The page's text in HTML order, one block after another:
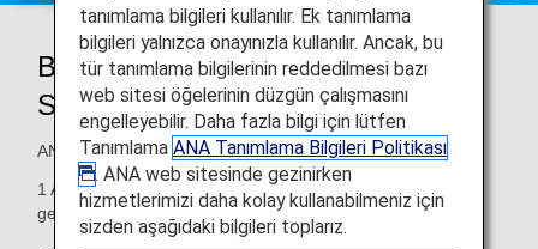
Bebekler İçin Uçuş Ödülü Ödeme
Seçenekleri
ANA Uluslararası Uçuş Ödüllerini kullanırken
1 Aralık 2018 tarihinden itibaren millerinizi koltuk
gerekmeyen bebekler için kullanabileceksiniz.
tanımlama bilgileri kullanılır. Ek tanımlama
bilgileri yalnızca onayınızla kullanılır. Ancak, bu
tür tanımlama bilgilerinin reddedilmesi bazı
web sitesi öğelerinin düzgün çalışmasını
engelleyebilir. Daha fazla bilgi için lütfen
Tanımlama ANA Tanımlama Bilgileri Politikası
. ANA web sitesinde gezinirken
hizmetlerimizi daha kolay kullanabilmeniz için
sizden aşağıdaki bilgileri toplarız.